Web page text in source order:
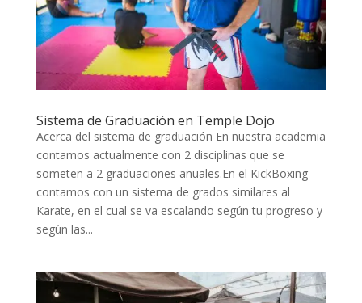
Sistema de Graduación en Temple Dojo
Acerca del sistema de graduación En nuestra academia
contamos actualmente con 2 disciplinas que se
someten a 2 graduaciones anuales.En el KickBoxing
contamos con un sistema de grados similares al
Karate, en el cual se va escalando según tu progreso y
según las...